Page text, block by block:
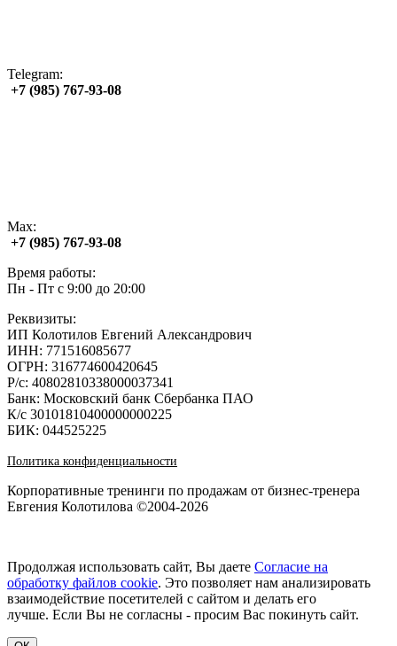
Telegram:
+7 (985) 767‑93‑08
Max:
+7 (985) 767‑93‑08
Время работы:
Пн - Пт с 9:00 до 20:00
Реквизиты:
ИП Колотилов Евгений Александрович
ИНН: 771516085677
ОГРН: 316774600420645
Р/с: 40802810338000037341
Банк: Московский банк Сбербанка ПАО
К/с 30101810400000000225
БИК: 044525225
Политика конфиденциальности
Корпоративные тренинги по продажам от бизнес-тренера
Евгения Колотилова ©2004-2026
Продолжая использовать сайт, Вы даете Согласие на
обработку файлов cookie. Это позволяет нам анализировать
взаимодействие посетителей с сайтом и делать его
лучше. Если Вы не согласны - просим Вас покинуть сайт.